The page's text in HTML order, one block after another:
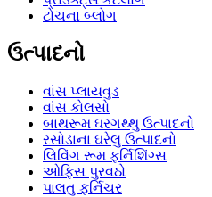
ટોચના બ્લોગ
ઉત્પાદનો
વાંસ પ્લાયવુડ
વાંસ કોલસો
બાથરૂમ ઘરગથ્થુ ઉત્પાદનો
રસોડાના ઘરેલુ ઉત્પાદનો
લિવિંગ રૂમ ફર્નિશિંગ્સ
ઓફિસ પુરવઠો
પાલતુ ફર્નિચર